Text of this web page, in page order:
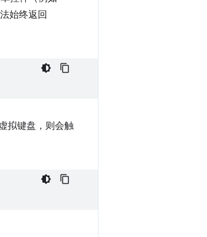
始终返回
拟键盘，则会触